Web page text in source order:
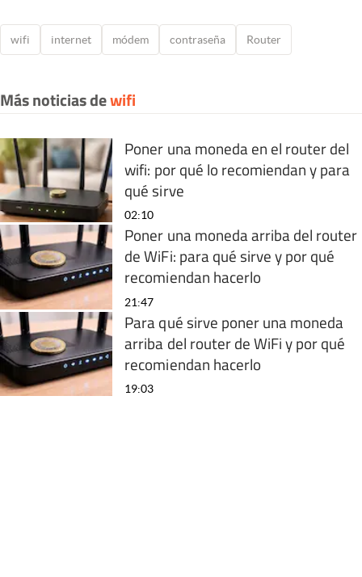
wifi internet módem contraseña Router
Más noticias dewifi
Poner una moneda en el router del
wifi: por qué lo recomiendan y para
qué sirve
02:10
Poner una moneda arriba del router
de WiFi: para qué sirve y por qué
recomiendan hacerlo
21:47
Para qué sirve poner una moneda
arriba del router de WiFi y por qué
recomiendan hacerlo
19:03